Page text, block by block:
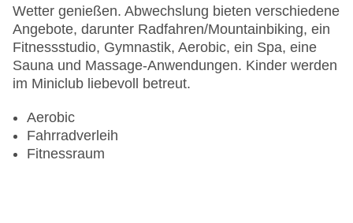
Wetter genießen. Abwechslung bieten verschiedene
Angebote, darunter Radfahren/Mountainbiking, ein
Fitnessstudio, Gymnastik, Aerobic, ein Spa, eine
Sauna und Massage-Anwendungen. Kinder werden
im Miniclub liebevoll betreut.
Aerobic
Fahrradverleih
Fitnessraum